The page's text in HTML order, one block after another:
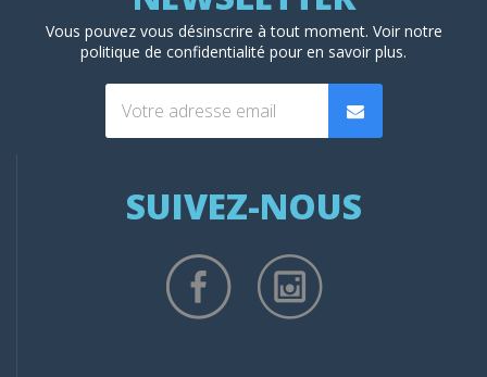
Vous pouvez vous désinscrire à tout moment. Voir notre
politique de confidentialité pour en savoir plus.
SUIVEZ-NOUS